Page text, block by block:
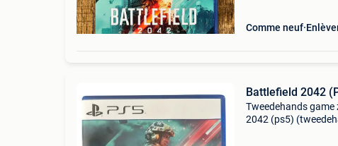
Comme neuf
Battlefield 2042
Tweedehands game
2042 (ps5)